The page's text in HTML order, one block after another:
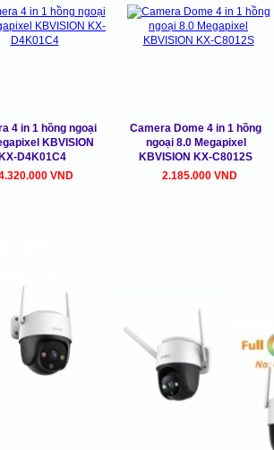
4 in 1 hồng ngoại
KBVISION
KX-D4K01C4
VND
Camera Dome 4 in 1 hồng
ngoại 8.0 Megapixel
KBVISION KX-C8012S
2.185.000 VND